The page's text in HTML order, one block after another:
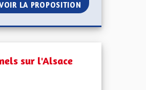
LA PROPOSITION L'ALSACE, UN
sur l'Alsace